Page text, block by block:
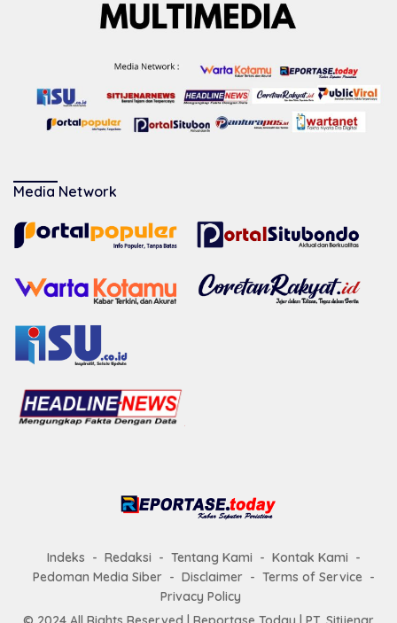
Media Network
Indeks Redaksi Tentang Kami
Kontak Kami
Pedoman Media Siber
Disclaimer
Terms of Service
Privacy Policy